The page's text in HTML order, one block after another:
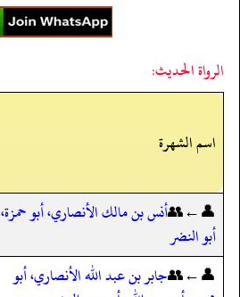
الرواة الحديث:
اسم الشهرة
👤←👥أنس بن مالك الأنصاري، أبو حمزة،
أبو النضر
👤←👥جابر بن عبد الله الأنصاري، أبو